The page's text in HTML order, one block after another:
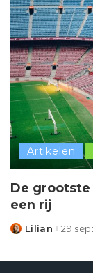
Artikelen
De
een rij
Posted
Lilian 29